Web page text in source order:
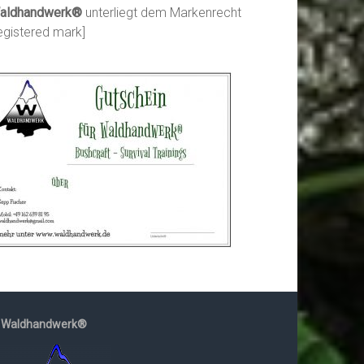
unterliegt dem Markenrecht
mark]
Waldhandwerk®